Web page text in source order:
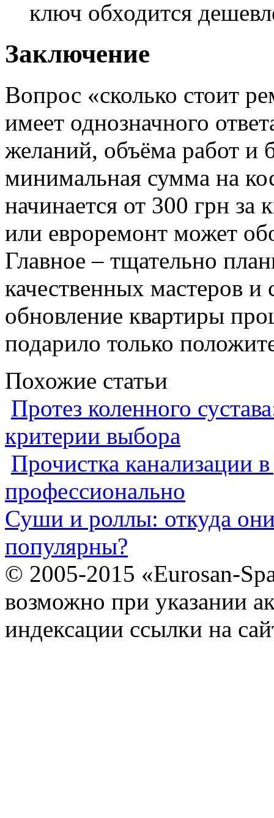
ключ обходится
Заключение
Вопрос «сколько стоит
имеет однозначного
желаний, объёма работ и
минимальная сумма на
начинается от 300 грн за
или евроремонт может
Главное – тщательно
качественных мастеров
обновление квартиры
подарило только
Похожие статьи
Протез коленного
критерии выбора
Прочистка канализации
профессионально
Суши и роллы: откуда
популярны?
© 2005-2015 «Eurosan-
возможно при указании
индексации ссылки на